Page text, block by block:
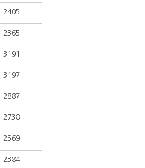
2405
2365
3191
3197
2887
2738
2569
2384